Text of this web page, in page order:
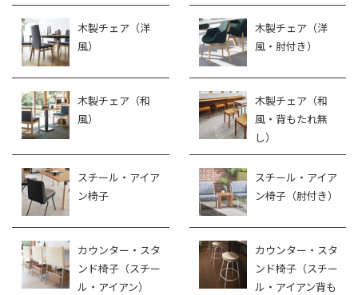
木製チェア（洋
風）
木製チェア（洋
風・肘付き）
木製チェア（和
風）
木製チェア（和
風・背もたれ無
し）
スチール・アイア
ン椅子
スチール・アイア
ン椅子（肘付き）
カウンター・スタ
ンド椅子（スチー
ル・アイアン）
カウンター・スタ
ンド椅子（スチー
ル・アイアン背も